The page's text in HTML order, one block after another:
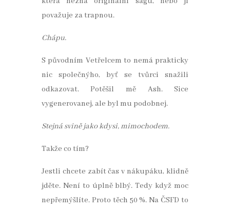
považuje za trapnou.
Chápu.
S původním Vetřelcem to nemá prakticky
nic společnýho, byť se tvůrci snažili
odkazovat. Potěšil mě Ash. Sice
vygenerovanej, ale byl mu podobnej.
Stejná svině jako kdysi, mimochodem.
Takže co tím?
Jestli chcete zabít čas v nákupáku, klidně
jděte. Není to úplně blbý. Tedy když moc
nepřemýšlíte. Proto těch 50 %. Na ČSFD to